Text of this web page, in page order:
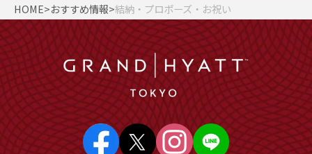
HOME おすすめ情報 結納・プロポーズ・お祝い